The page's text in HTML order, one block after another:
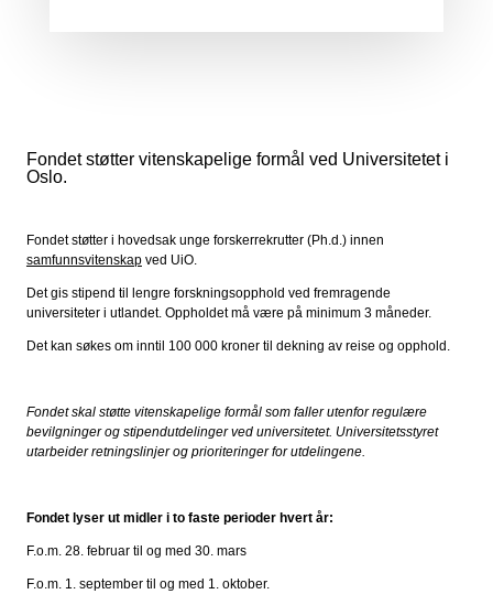
Fondet støtter vitenskapelige formål ved Universitetet i
Oslo.
Fondet støtter i hovedsak unge forskerrekrutter (Ph.d.) innen
samfunnsvitenskapved UiO.
Det gis stipend til lengre forskningsopphold ved fremragende
universiteter i utlandet. Oppholdet må være på minimum 3 måneder.
Det kan søkes om inntil 100 000 kroner til dekning av reise og opphold.
Fondet skal støtte vitenskapelige formål som faller utenfor regulære
bevilgninger og stipendutdelinger ved universitetet. Universitetsstyret
utarbeider retningslinjer og prioriteringer for utdelingene.
Fondet lyser ut midler i to faste perioder hvert år:
F.o.m. 28. februar til og med 30. mars
F.o.m. 1. september til og med 1. oktober.